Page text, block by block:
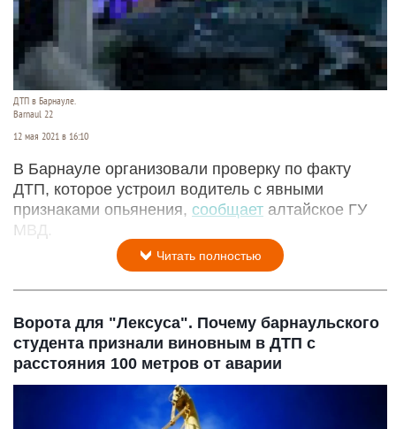
ДТП в Барнауле.
Barnaul 22
12 мая 2021 в 16:10
В Барнауле организовали проверку по факту
ДТП, которое устроил водитель с явными
признаками опьянения, сообщает алтайское ГУ
МВД.
Читать полностью
Ворота для "Лексуса". Почему барнаульского
студента признали виновным в ДТП с
расстояния 100 метров от аварии